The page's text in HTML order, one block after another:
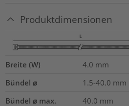
Produktdimensionen
Breite (W) 4.0 mm
Bündel ⌀
1.5-40.0 mm
Bündel ⌀ max.
40.0 mm